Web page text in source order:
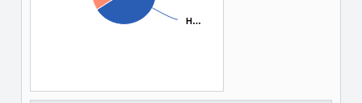
H…
H…